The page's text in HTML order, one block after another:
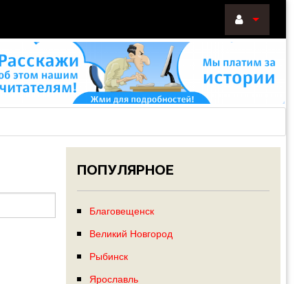
Войти
ПОПУЛЯРНОЕ
Благовещенск
Великий Новгород
Рыбинск
Ярославль